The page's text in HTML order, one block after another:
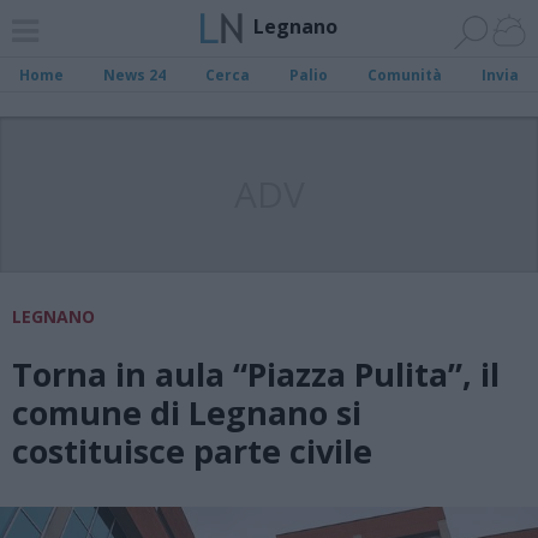
Legnano
Home News 24 Cerca Palio Comunità Invia
LEGNANO
Torna in aula “Piazza Pulita”, il
comune di Legnano si
costituisce parte civile